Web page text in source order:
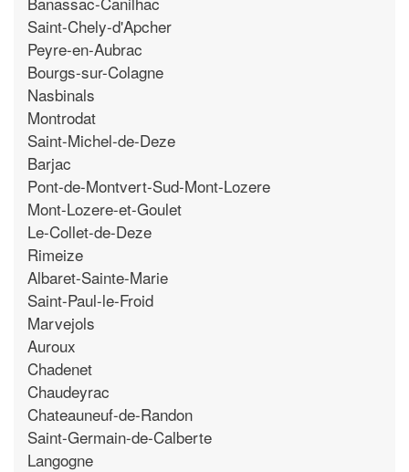
Saint-Chely-d'Apcher
Peyre-en-Aubrac
Bourgs-sur-Colagne
Nasbinals
Montrodat
Saint-Michel-de-Deze
Barjac
Pont-de-Montvert-Sud-Mont-Lozere
Mont-Lozere-et-Goulet
Le-Collet-de-Deze
Rimeize
Albaret-Sainte-Marie
Saint-Paul-le-Froid
Marvejols
Auroux
Chadenet
Chaudeyrac
Chateauneuf-de-Randon
Saint-Germain-de-Calberte
Langogne